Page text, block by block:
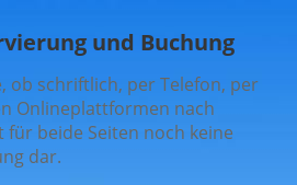
und Buchung
ob schriftlich, per Telefon, per
Onlineplattformen nach
beide Seiten noch keine
dar.